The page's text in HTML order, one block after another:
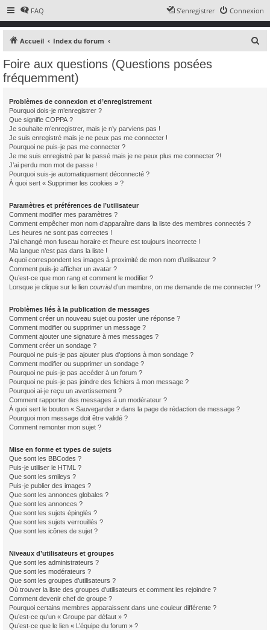
FAQ Connexion
S’enregistrer
Accueil Index du forum
Foire aux questions (Questions posées
fréquemment)
Problèmes de connexion et d’enregistrement
Pourquoi dois-je m’enregistrer ?
Que signifie COPPA ?
Je souhaite m’enregistrer, mais je n’y parviens pas !
Je suis enregistré mais je ne peux pas me connecter !
Pourquoi ne puis-je pas me connecter ?
Je me suis enregistré par le passé mais je ne peux plus me connecter ?!
J’ai perdu mon mot de passe !
Pourquoi suis-je automatiquement déconnecté ?
À quoi sert « Supprimer les cookies » ?
Paramètres et préférences de l’utilisateur
Comment modifier mes paramètres ?
Comment empêcher mon nom d’apparaître dans la liste des membres connectés ?
Les heures ne sont pas correctes !
J’ai changé mon fuseau horaire et l’heure est toujours incorrecte !
Ma langue n’est pas dans la liste !
A quoi correspondent les images à proximité de mon nom d’utilisateur ?
Comment puis-je afficher un avatar ?
Qu’est-ce que mon rang et comment le modifier ?
Lorsque je clique sur le lien courrield’un membre, on me demande de me connecter !?
Problèmes liés à la publication de messages
Comment créer un nouveau sujet ou poster une réponse ?
Comment modifier ou supprimer un message ?
Comment ajouter une signature à mes messages ?
Comment créer un sondage ?
Pourquoi ne puis-je pas ajouter plus d’options à mon sondage ?
Comment modifier ou supprimer un sondage ?
Pourquoi ne puis-je pas accéder à un forum ?
Pourquoi ne puis-je pas joindre des fichiers à mon message ?
Pourquoi ai-je reçu un avertissement ?
Comment rapporter des messages à un modérateur ?
À quoi sert le bouton « Sauvegarder » dans la page de rédaction de message ?
Pourquoi mon message doit être validé ?
Comment remonter mon sujet ?
Mise en forme et types de sujets
Que sont les BBCodes ?
Puis-je utiliser le HTML ?
Que sont les smileys ?
Puis-je publier des images ?
Que sont les annonces globales ?
Que sont les annonces ?
Que sont les sujets épinglés ?
Que sont les sujets verrouillés ?
Que sont les icônes de sujet ?
Niveaux d’utilisateurs et groupes
Que sont les administrateurs ?
Que sont les modérateurs ?
Que sont les groupes d’utilisateurs ?
Où trouver la liste des groupes d’utilisateurs et comment les rejoindre ?
Comment devenir chef de groupe ?
Pourquoi certains membres apparaissent dans une couleur différente ?
Qu’est-ce qu’un « Groupe par défaut » ?
Qu’est-ce que le lien « L’équipe du forum » ?